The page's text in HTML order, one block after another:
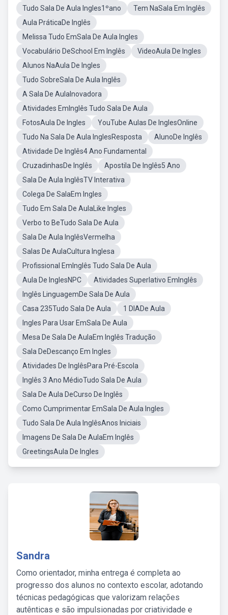
Tudo Sala De Aula Ingles1ºano
Tem NaSala Em Inglês
Aula PráticaDe Inglês
Melissa Tudo EmSala De Aula Ingles
Vocabulário DeSchool Em Inglês
VideoAula De Ingles
Alunos NaAula De Ingles
Tudo SobreSala De Aula Inglês
A Sala De AulaInovadora
Atividades EmInglês Tudo Sala De Aula
FotosAula De Ingles
YouTube Aulas De InglesOnline
Tudo Na Sala De Aula InglesResposta
AlunoDe Inglês
Atividade De Inglês4 Ano Fundamental
CruzadinhasDe Inglês
Apostila De Inglês5 Ano
Sala De Aula InglêsTV Interativa
Colega De SalaEm Ingles
Tudo Em Sala De AulaLike Ingles
Verbo to BeTudo Sala De Aula
Sala De Aula InglêsVermelha
Salas De AulaCultura Inglesa
Profissional EmInglês Tudo Sala De Aula
Aula De InglesNPC
Atividades Superlativo EmInglês
Inglês LinguagemDe Sala De Aula
Casa 235Tudo Sala De Aula
1 DIADe Aula
Ingles Para Usar EmSala De Aula
Mesa De Sala De AulaEm Inglês Tradução
Sala DeDescanço Em Ingles
Atividades De InglêsPara Pré-Escola
Inglês 3 Ano MédioTudo Sala De Aula
Sala De Aula DeCurso De Inglês
Como Cumprimentar EmSala De Aula Ingles
Tudo Sala De Aula InglêsAnos Iniciais
Imagens De Sala De AulaEm Inglês
GreetingsAula De Ingles
Sandra
Como orientador, minha entrega é completa ao
progresso dos alunos no contexto escolar, adotando
técnicas pedagógicas que valorizam relações
autênticas e são impulsionadas por criatividade e